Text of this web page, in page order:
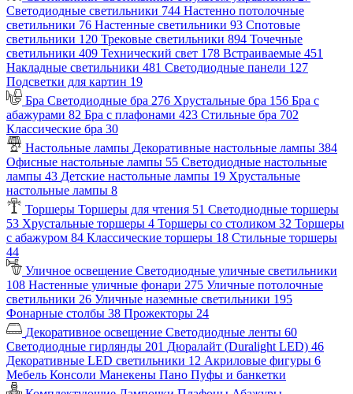
Светодиодные светильники 744 Настенно потолочные
светильники 76 Настенные светильники 93 Спотовые
светильники 120 Трековые светильники 894 Точечные
светильники 409 Технический свет 178 Встраиваемые 451
Накладные светильники 481 Светодиодные панели 127
Подсветки для картин 19
Бра Светодиодные бра 276 Хрустальные бра 156 Бра с
абажурами 82 Бра с плафонами 423 Стильные бра 702
Классические бра 30
Настольные лампы Декоративные настольные лампы 384
Офисные настольные лампы 55 Светодиодные настольные
лампы 43 Детские настольные лампы 19 Хрустальные
настольные лампы 8
Торшеры Торшеры для чтения 51 Светодиодные торшеры
53 Хрустальные торшеры 4 Торшеры со столиком 32 Торшеры
с абажуром 84 Классические торшеры 18 Стильные торшеры
44
Уличное освещение Светодиодные уличные светильники
108 Настенные уличные фонари 275 Уличные потолочные
светильники 26 Уличные наземные светильники 195
Фонарные столбы 38 Прожекторы 24
Декоративное освещение Светодиодные ленты 60
Светодиодные гирлянды 201 Дюралайт (Duralight LED) 46
Декоративные LED светильники 12 Акриловые фигуры 6
Мебель Консоли Манекены Пано Пуфы и банкетки